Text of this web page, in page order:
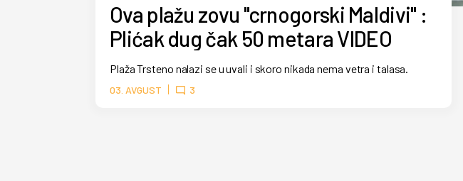
Ova plažu zovu "crnogorski Maldivi" :
Plićak dug čak 50 metara VIDEO
Plaža Trsteno nalazi se u uvali i skoro nikada nema vetra i talasa.
03. AVGUST 3